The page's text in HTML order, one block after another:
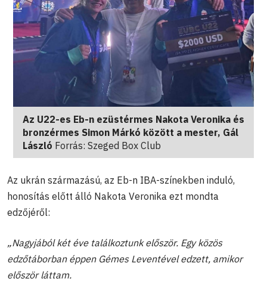
Az U22-es Eb-n ezüstérmes Nakota Veronika és
bronzérmes Simon Márkó között a mester, Gál
László Forrás: Szeged Box Club
Az ukrán származású, az Eb-n IBA-színekben induló,
honosítás előtt álló Nakota Veronika ezt mondta
edzőjéről:
„Nagyjából két éve találkoztunk először. Egy közös
edzőtáborban éppen Gémes Leventével edzett, amikor
először láttam.